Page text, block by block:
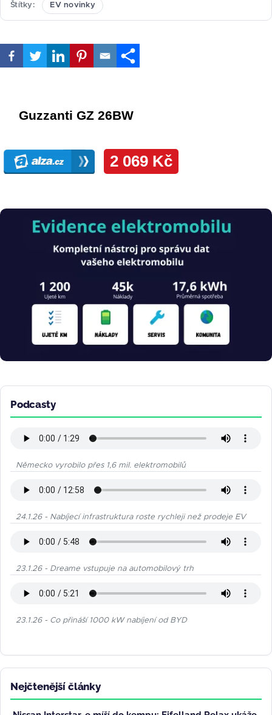
Štítky EV novinky
Obrázek
Podcasty
Německo vyrobilo přes 1,6 mil. elektromobilů
24.1.26 - Nabíjecí infrastruktura roste rychleji než prodeje EV
23.1.26 - Dreame vstupuje na automobilový trh
23.1.26 - Co přináší 1000 kW nabíjení od BYD
Nejčtenější články